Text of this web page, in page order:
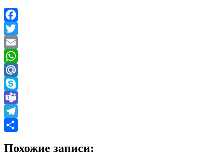
Facebook
Twitter
Email
WhatsApp
Mail.Ru
Skype
Teams
Telegram
Похожие записи: